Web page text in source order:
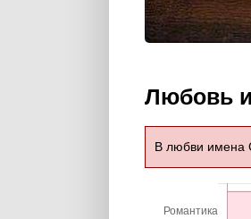
Любовь
В любви имена